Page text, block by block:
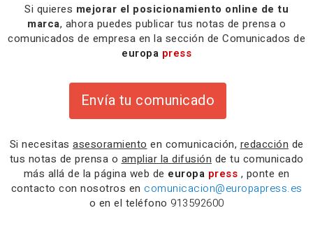
Si quieres mejorar el posicionamiento online de tu
marca, ahora puedes publicar tus notas de prensa o
comunicados de empresa en la sección de Comunicados de
europa press
Envía tu comunicado
Si necesitas asesoramiento en comunicación, redacción de
tus notas de prensa o ampliar la difusión de tu comunicado
más allá de la página web de europa press , ponte en
contacto con nosotros en comunicacion@europapress.es
o en el teléfono 913592600